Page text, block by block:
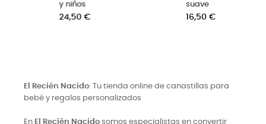
16,50 €
conejito
El Recién Nacido: Tu tienda online de canastillas para
bebé y regalos personalizados
En El Recién Nacido somos especialistas en convertir